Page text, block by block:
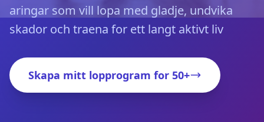
aringar som vill lopa med gladje, undvika
skador och traena for ett langt aktivt liv
Skapa mitt lopprogram for 50+